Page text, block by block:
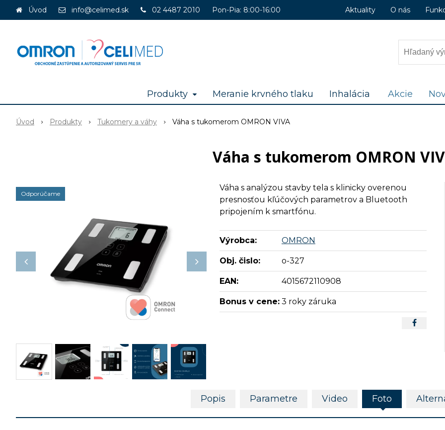
Úvod info@celimed.sk 02 4487 2010 Pon-Pia: 8:00-16:00 Aktuality O nás
Produkty Meranie krvného tlaku Inhalácia Akcie
Úvod Produkty Tukomery a váhy Váha s tukomerom OMRON VIVA
Váha s tukomerom OMRON
Odporúčame
Váha s analýzou stavby tela s klinicky overenou
presnosťou kľúčových parametrov a Bluetooth
pripojením k smartfónu.
Výrobca: OMRON
Obj. čislo: o-327
EAN: 4015672110908
Bonus v cene: 3 roky záruka
Popis Parametre Video Foto